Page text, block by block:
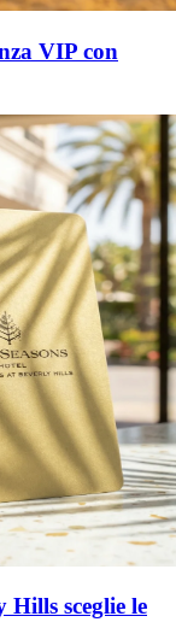
VIP con
Hills sceglie le